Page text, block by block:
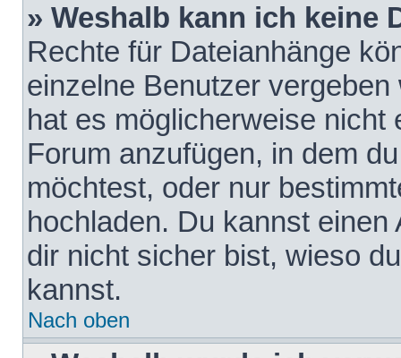
» Weshalb kann ich keine
Rechte für Dateianhänge
einzelne Benutzer
hat es möglicherweise nicht
Forum anzufügen, in dem
möchtest, oder nur
hochladen. Du kannst
dir nicht sicher bist, wieso
kannst.
Nach oben